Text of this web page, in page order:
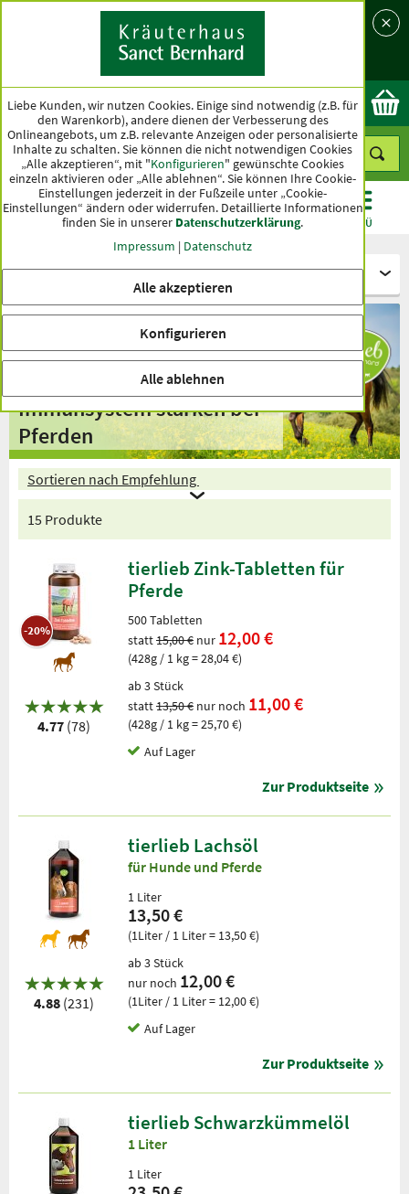
Land
Ok
KATEGORIEN ANGEBOTE TOPSELLER MENÜ
Für Tiere - tierlieb Sanct Bernhard
Immunsystem stärken bei
Pferden
Sortieren nach Empfehlung
15 Produkte
-20%
4.77 (78)
tierlieb Zink-Tabletten für
Pferde
500 Tabletten
statt15,00 € nur 12,00 €
(428g / 1 kg = 28,04 €)
ab 3 Stück
statt13,50 € nur noch 11,00 €
(428g / 1 kg = 25,70 €)
Auf Lager
Zur Produktseite
4.88 (231)
tierlieb Lachsöl
für Hunde und Pferde
1 Liter
13,50 €
(1Liter / 1 Liter = 13,50 €)
ab 3 Stück
nur noch 12,00 €
(1Liter / 1 Liter = 12,00 €)
Auf Lager
Zur Produktseite
tierlieb Schwarzkümmelöl
1 Liter
1 Liter
Liebe Kunden, wir nutzen Cookies. Einige sind notwendig (z.B. für
den Warenkorb), andere dienen der Verbesserung des
Onlineangebots, um z.B. relevante Anzeigen oder personalisierte
Inhalte zu schalten. Sie können die nicht notwendigen Cookies
„Alle akzeptieren“, mit "Konfigurieren" gewünschte Cookies
einzeln aktivieren oder „Alle ablehnen“. Sie können Ihre Cookie-
Einstellungen jederzeit in der Fußzeile unter „Cookie-
Einstellungen“ ändern oder widerrufen. Detaillierte Informationen
finden Sie in unserer Datenschutzerklärung.
Impressum | Datenschutz
Alle akzeptieren
Konfigurieren
Alle ablehnen